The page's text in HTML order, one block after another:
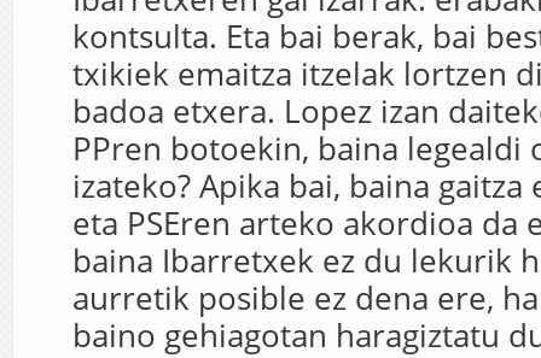
kontsulta. Eta bai berak, bai
txikiek emaitza itzelak lortzen
badoa etxera. Lopez izan
PPren botoekin, baina legealdi
izateko? Apika bai, baina gaitza
eta PSEren arteko akordioa da
baina Ibarretxek ez du lekurik
aurretik posible ez dena ere,
baino gehiagotan haragiztatu